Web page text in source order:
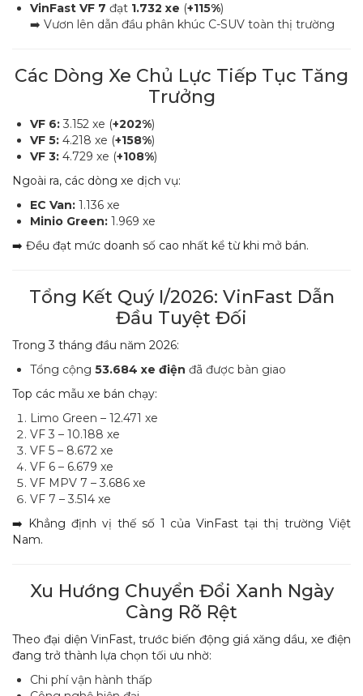
VinFast VF 7 đạt 1.732 xe (+115%)
➡️ Vươn lên dẫn đầu phân khúc C-SUV toàn thị trường
Các Dòng Xe Chủ Lực Tiếp Tục Tăng
Trưởng
VF 6: 3.152 xe (+202%)
VF 5: 4.218 xe (+158%)
VF 3: 4.729 xe (+108%)
Ngoài ra, các dòng xe dịch vụ:
EC Van: 1.136 xe
Minio Green: 1.969 xe
➡️ Đều đạt mức doanh số cao nhất kể từ khi mở bán.
Tổng Kết Quý I/2026: VinFast Dẫn
Đầu Tuyệt Đối
Trong 3 tháng đầu năm 2026:
Tổng cộng 53.684 xe điện đã được bàn giao
Top các mẫu xe bán chạy:
Limo Green – 12.471 xe
VF 3 – 10.188 xe
VF 5 – 8.672 xe
VF 6 – 6.679 xe
VF MPV 7 – 3.686 xe
VF 7 – 3.514 xe
➡️ Khẳng định vị thế số 1 của VinFast tại thị trường Việt
Nam.
Xu Hướng Chuyển Đổi Xanh Ngày
Càng Rõ Rệt
Theo đại diện VinFast, trước biến động giá xăng dầu, xe điện
đang trở thành lựa chọn tối ưu nhờ:
Chi phí vận hành thấp